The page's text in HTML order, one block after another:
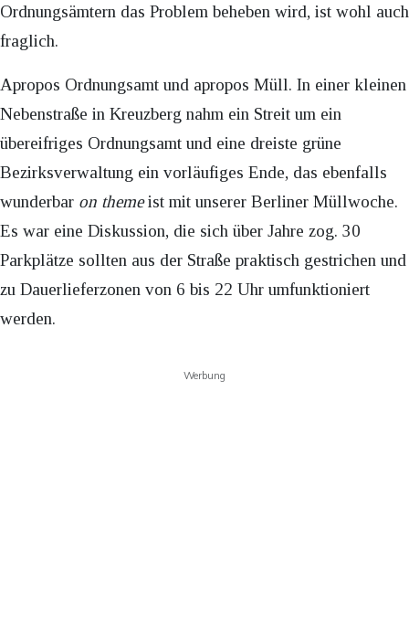
Ordnungsämtern das Problem beheben wird, ist wohl auch
fraglich.
Apropos Ordnungsamt und apropos Müll. In einer kleinen
Nebenstraße in Kreuzberg nahm ein Streit um ein
übereifriges Ordnungsamt und eine dreiste grüne
Bezirksverwaltung ein vorläufiges Ende, das ebenfalls
wunderbar on themeist mit unserer Berliner Müllwoche.
Es war eine Diskussion, die sich über Jahre zog. 30
Parkplätze sollten aus der Straße praktisch gestrichen und
zu Dauerlieferzonen von 6 bis 22 Uhr umfunktioniert
werden.
Werbung